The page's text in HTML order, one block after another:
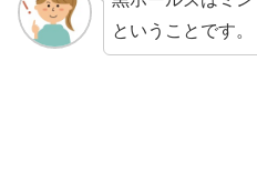
ということです。